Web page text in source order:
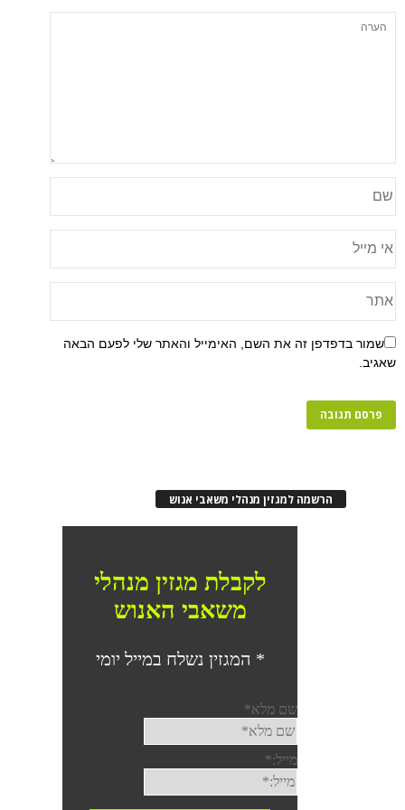
זה את השם, האימייל והאתר שלי לפעם הבאה
הרשמה למגזין מנהלי משאבי אנוש